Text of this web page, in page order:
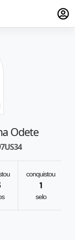
Odete
conquistou
1
selo